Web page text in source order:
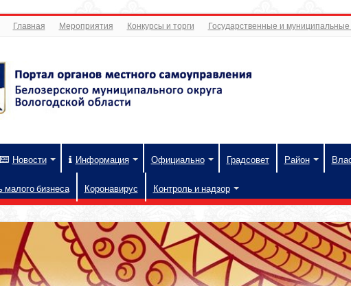
Главная Мероприятия Конкурсы и торги Государственные и муниципальные
Новости Информация Официально Градсовет Район
малого бизнеса Коронавирус Контроль и надзор